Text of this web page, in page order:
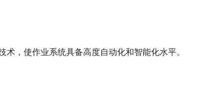
，使作业系统具备高度自动化和智能化水平。